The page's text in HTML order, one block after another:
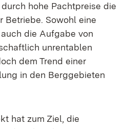
hohe Pachtpreise die
Betriebe. Sowohl eine
die Aufgabe von
unrentablen
dem Trend einer
in den Berggebieten
hat zum Ziel, die